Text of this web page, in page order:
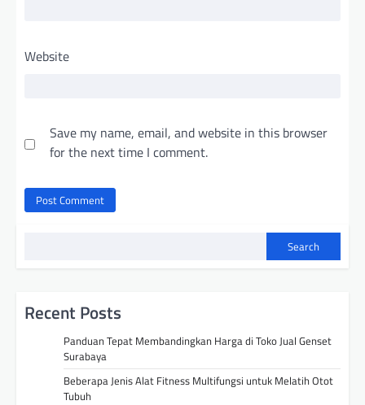
Website
Save my name, email, and website in this browser
for the next time I comment.
Search
Recent Posts
Panduan Tepat Membandingkan Harga di Toko Jual Genset
Surabaya
Beberapa Jenis Alat Fitness Multifungsi untuk Melatih Otot
Tubuh